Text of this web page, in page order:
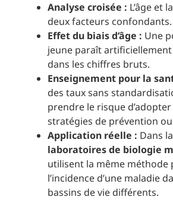
Analyse croisée : L’âge et
deux facteurs confondants.
Effet du biais d’âge : Une
jeune paraît
dans les chiffres bruts.
Enseignement pour la
des taux sans
prendre le risque
stratégies de prévention
Application réelle : Dans
laboratoires de biologie
utilisent la même
l’incidence d’une maladie
bassins de vie différents.